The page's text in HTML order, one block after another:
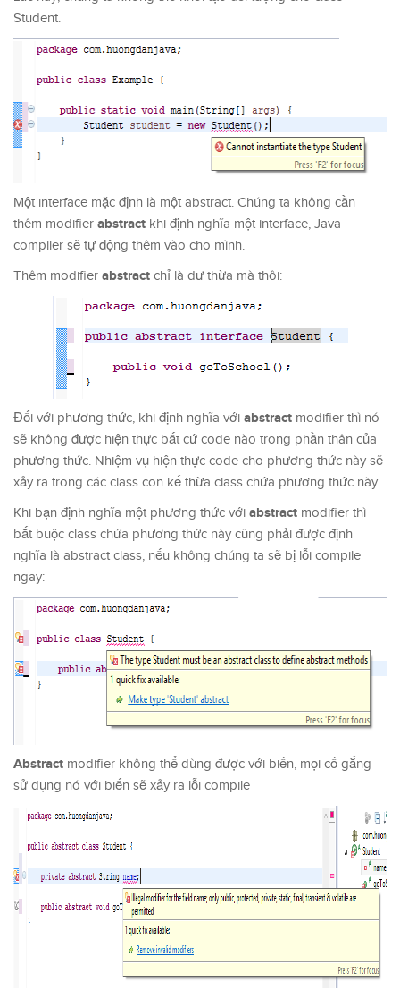
Student.
Một interface mặc định là một abstract. Chúng ta không cần
thêm modifier abstract khi định nghĩa một interface, Java
compiler sẽ tự động thêm vào cho mình.
Thêm modifier abstract chỉ là dư thừa mà thôi:
Đối với phương thức, khi định nghĩa với abstract modifier thì nó
sẽ không được hiện thực bất cứ code nào trong phần thân của
phương thức. Nhiệm vụ hiện thực code cho phương thức này sẽ
xảy ra trong các class con kế thừa class chứa phương thức này.
Khi bạn định nghĩa một phương thức với abstract modifier thì
bắt buộc class chứa phương thức này cũng phải được định
nghĩa là abstract class, nếu không chúng ta sẽ bị lỗi compile
ngay:
Abstract modifier không thể dùng được với biến, mọi cố gắng
sử dụng nó với biến sẽ xảy ra lỗi compile